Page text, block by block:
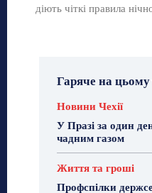
діють чіткі правила
Гаряче на цьому
Новини Чехії
У Празі за один
чадним газом
Життя та гроші
Профспілки